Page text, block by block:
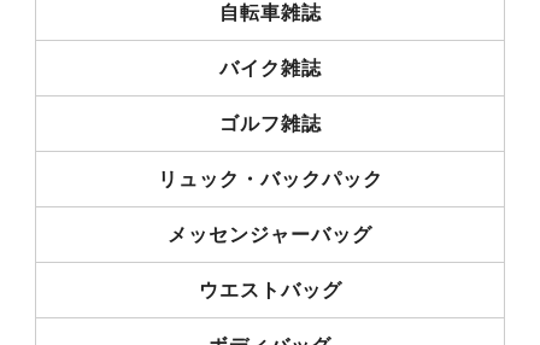
自転車雑誌
バイク雑誌
ゴルフ雑誌
リュック・バックパック
メッセンジャーバッグ
ウエストバッグ